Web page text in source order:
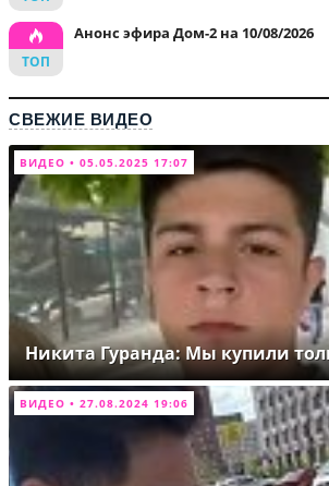
Анонс эфира Дом-2 на 10/08/2026
СВЕЖИЕ ВИДЕО
ВИДЕО • 05.05.2025 17:07
Никита Гуранда: Мы купили
ВИДЕО • 27.08.2024 19:06